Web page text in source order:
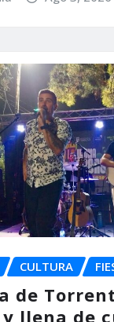
CULTURA
de
llena de